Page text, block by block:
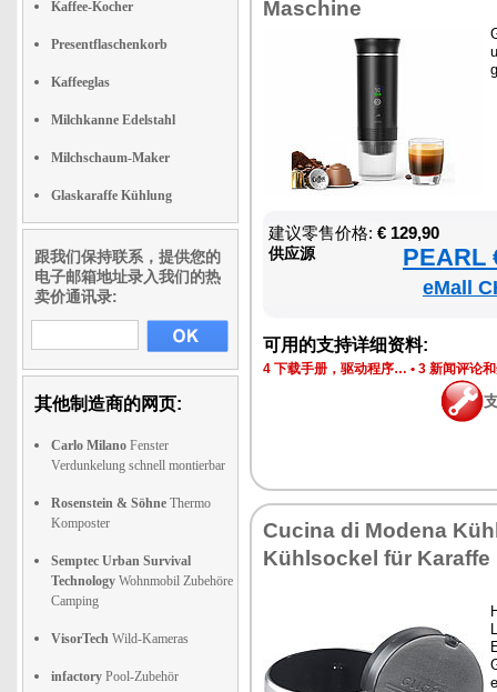
Kaffee-Kocher
Presentflaschenkorb
Kaffeeglas
Milchkanne Edelstahl
Milchschaum-Maker
Glaskaraffe Kühlung
跟我们保持联系，提供您的
电子邮箱地址录入我们的热
卖价通讯录:
其他制造商的网页:
Carlo Milano Fenster
Verdunkelung schnell montierbar
Rosenstein & Söhne Thermo
Komposter
Semptec Urban Survival
Technology Wohnmobil Zubehöre
Camping
VisorTech Wild-Kameras
infactory Pool-Zubehör
Maschine
建议零售价格: € 129,90
供应源 PEARL
eMall
可用的支持详细资料:
4 下载手册，驱动程序… • 3 新闻评论
Cucina di Modena
Kühlsockel für Karaffe